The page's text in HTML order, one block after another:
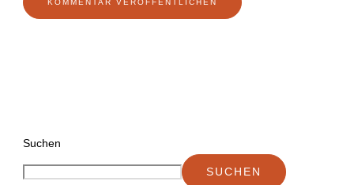
Suchen
SUCHEN